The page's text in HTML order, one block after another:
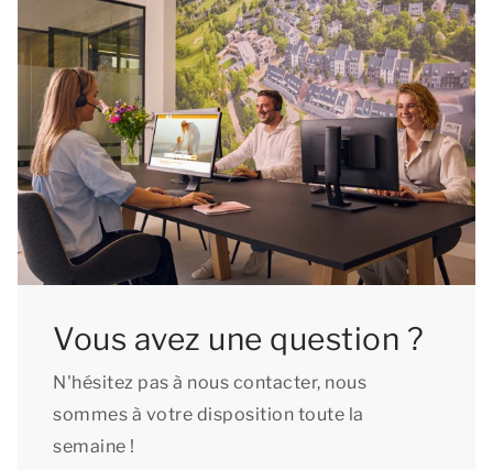
Vous avez une question ?
N'hésitez pas à nous contacter, nous
sommes à votre disposition toute la
semaine !